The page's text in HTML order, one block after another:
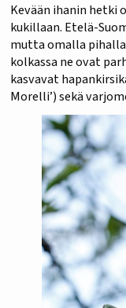
Kevään ihanin hetki
kukillaan. Etelä-
mutta omalla
kolkassa ne ovat
kasvavat
Morelli’) sekä
suklaakirsikka –
istutuspaikan.